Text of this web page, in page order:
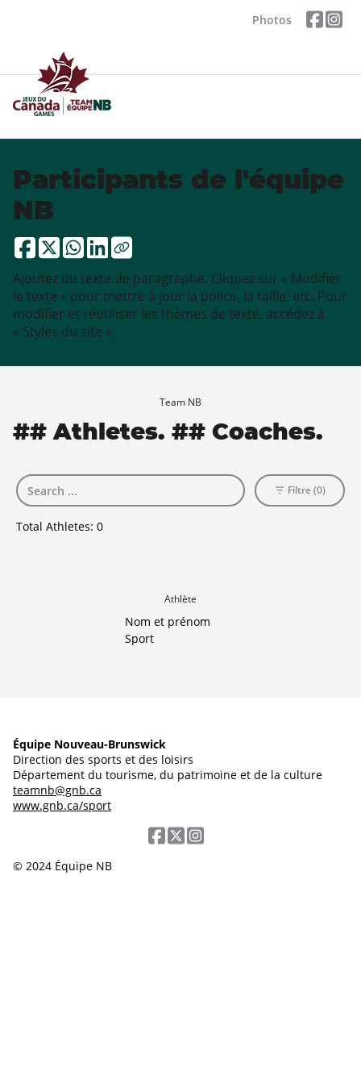
Photos
Participants de l'équipe
NB
Ajoutez du texte de paragraphe. Cliquez sur « Modifier
le texte » pour mettre à jour la police, la taille, etc. Pour
modifier et réutiliser les thèmes de texte, accédez à
« Styles du site ».
Team NB
## Athletes. ## Coaches.
Total Athletes: 0
Filtre (0)
Athlète
Nom et prénom
Sport
Équipe Nouveau-Brunswick
Direction des sports et des loisirs
Département du tourisme, du patrimoine et de la culture
teamnb@gnb.ca
www.gnb.ca/sport
© 2024 Équipe NB